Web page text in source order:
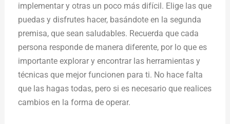
implementar y otras un poco más difícil. Elige las que
puedas y disfrutes hacer, basándote en la segunda
premisa, que sean saludables. Recuerda que cada
persona responde de manera diferente, por lo que es
importante explorar y encontrar las herramientas y
técnicas que mejor funcionen para ti. No hace falta
que las hagas todas, pero si es necesario que realices
cambios en la forma de operar.